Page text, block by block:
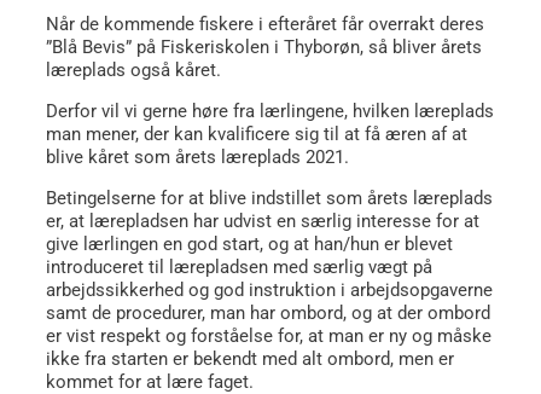
Når de kommende fiskere i efteråret får overrakt deres
”Blå Bevis” på Fiskeriskolen i Thyborøn, så bliver årets
læreplads også kåret.
Derfor vil vi gerne høre fra lærlingene, hvilken læreplads
man mener, der kan kvalificere sig til at få æren af at
blive kåret som årets læreplads 2021.
Betingelserne for at blive indstillet som årets læreplads
er, at lærepladsen har udvist en særlig interesse for at
give lærlingen en god start, og at han/hun er blevet
introduceret til lærepladsen med særlig vægt på
arbejdssikkerhed og god instruktion i arbejdsopgaverne
samt de procedurer, man har ombord, og at der ombord
er vist respekt og forståelse for, at man er ny og måske
ikke fra starten er bekendt med alt ombord, men er
kommet for at lære faget.